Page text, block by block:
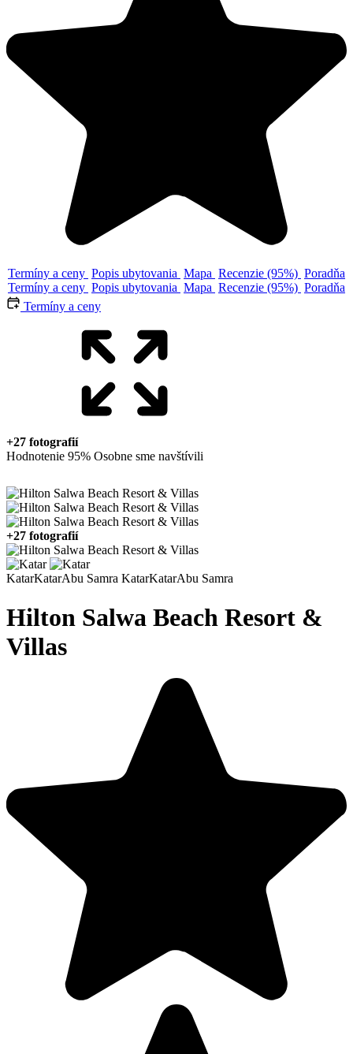
Termíny a ceny Popis ubytovania Mapa Recenzie (95%) Poradňa
Termíny a ceny Popis ubytovania Mapa Recenzie (95%) Poradňa
Termíny a ceny
+27 fotografií
Hodnotenie 95% Osobne sme navštívili
+27 fotografií
KatarKatarAbu Samra KatarKatarAbu Samra
Hilton Salwa Beach Resort &
Villas